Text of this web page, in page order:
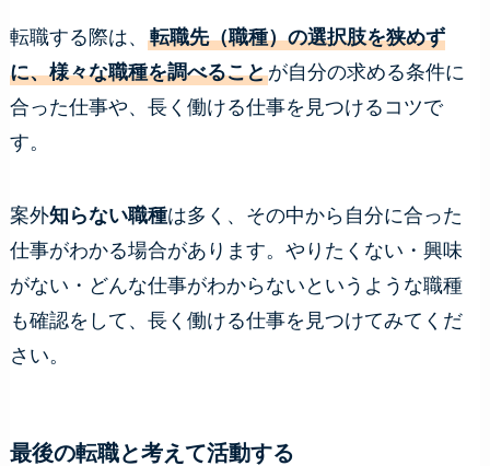
転職する際は、 転職先（職種）の選択肢を狭めず
に、様々な職種を調べることが自分の求める条件に
合った仕事や、長く働ける仕事を見つけるコツで
す。
案外知らない職種は多く、その中から自分に合った
仕事がわかる場合があります。やりたくない・興味
がない・どんな仕事がわからないというような職種
も確認をして、長く働ける仕事を見つけてみてくだ
さい。
最後の転職と考えて活動する